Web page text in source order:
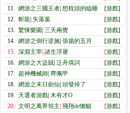
11. 網游之三國王者 想枕頭的瞌睡 [游戲]
12. 斬龍 失落葉 [游戲]
13. 驚悚樂園 三天兩覺 [游戲]
14. 網游之倒行逆施 張揚的五月 [游戲]
15. 深淵主宰 諸生浮屠 [游戲]
16. 網游之大盜賊 泛舟填詞 [游戲]
17.
超神機械師 齊佩甲 [游戲]
18. 網游之末日劍仙 頭發掉了 [游戲]
19.
天選者游戲 木有才O [游戲]
20. 文明之萬界領主 飛翔de懶貓 [游戲]